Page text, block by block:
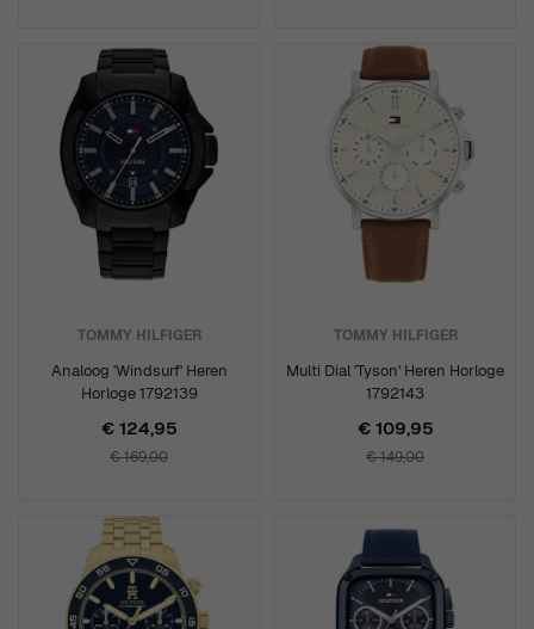
TOMMY HILFIGER
Analoog 'Windsurf' Heren
Horloge 1792139
€ 124,95
€ 169,00
TOMMY HILFIGER
Multi Dial 'Tyson' Heren Horloge
1792143
€ 109,95
€ 149,00